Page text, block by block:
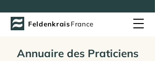
FeldenkraisFrance
Annuaire des Praticiens